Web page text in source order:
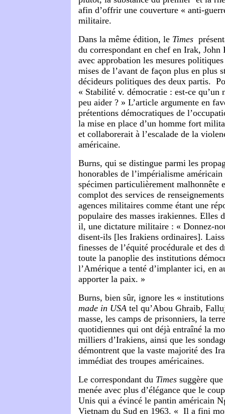
afin d’offrir une couverture « anti-
militaire.
Dans la même édition, le Times
du correspondant en chef en Irak,
avec approbation les mesures
mises de l’avant de façon plus en plus
décideurs politiques des deux partis.
« Stabilité v. démocratie : est-ce qu’un
peu aider ? » L’article argumente en
prétentions démocratiques de
la mise en place d’un homme fort
et collaborerait à l’escalade de la
américaine.
Burns, qui se distingue parmi les
honorables de l’impérialisme
spécimen particulièrement malhonnête
complot des services de
agences militaires comme étant une
populaire des masses irakiennes. Elles
il, une dictature militaire : « Donnez-
disent-ils [les Irakiens ordinaires].
finesses de l’équité procédurale et des
toute la panoplie des institutions
l’Amérique a tenté d’implanter ici, en
apporter la paix. »
Burns, bien sûr, ignore les «
made in USA tel qu’Abou Ghraib,
masse, les camps de prisonniers, la
quotidiennes qui ont déjà entraîné la
milliers d’Irakiens, ainsi que les
démontrent que la vaste majorité des
immédiat des troupes américaines.
Le correspondant du Times suggère
menée avec plus d’élégance que le
Unis qui a évincé le pantin américain
Vietnam du Sud en 1963. « Il a fini